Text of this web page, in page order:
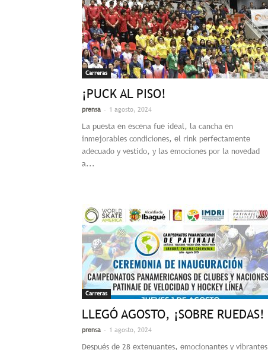
Carreras
¡PUCK AL PISO!
prensa - 1 agosto, 2024
La puesta en escena fue ideal, la cancha en
inmejorables condiciones, el rink perfectamente
adecuado y vestido, y las emociones por la novedad
a...
Carreras
LLEGÓ AGOSTO, ¡SOBRE RUEDAS!
prensa - 1 agosto, 2024
Después de 28 extenuantes, emocionantes y vibrantes